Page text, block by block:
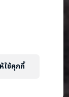
ใช้คุกกี้